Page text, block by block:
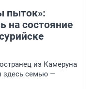
пыток»:
на состояние
из Камеруна
здесь семью —